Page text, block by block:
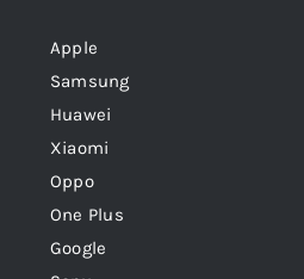
Apple
Samsung
Huawei
Xiaomi
Oppo
One Plus
Google